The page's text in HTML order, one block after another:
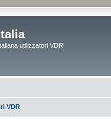
utilizzatori VDR
VDR